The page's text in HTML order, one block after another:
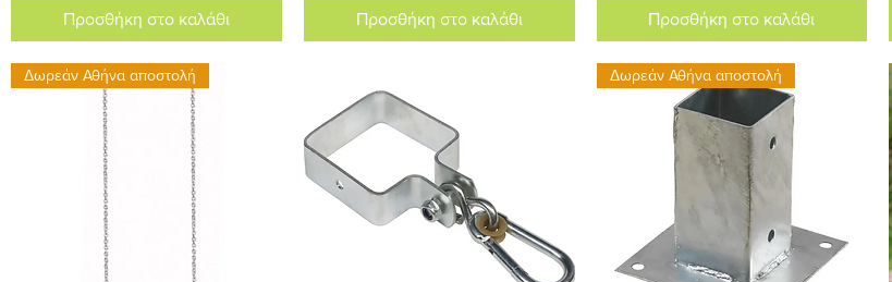
Προσθήκη στο καλάθι Προσθήκη στο καλάθι Προσθήκη στο καλάθι
Δωρεάν Αθήνα αποστολή Δωρεάν Αθήνα αποστολή